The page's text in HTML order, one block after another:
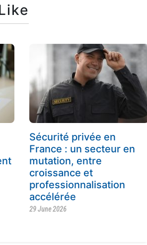
Sécurité privée en
France : un secteur en
mutation, entre
croissance et
professionnalisation
accélérée
29 June 2026